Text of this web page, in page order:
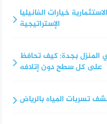
خيارات الفانيليا
الإستراتيجية
المنزل بجدة: كيف تحافظ
على كل سطح دون إتلافه
تسربات المياه بالرياض